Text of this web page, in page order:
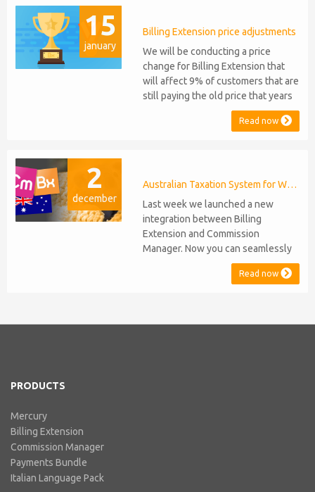
migration or feature compromise
will be required PHP S...
15
january
Billing Extension price adjustments
We will be conducting a price
change for Billing Extension that
will affect 9% of customers that are
still paying the old price that years
ago was increased from 95 to 149
euro / year. It was 2014 when we
years Billing Extension has never
stopped...
Read now
2
december
Australian Taxation System for WHMCS
Last week we launched a new
integration between Billing
Extension and Commission
Manager. Now you can seamlessly
issue Credit Notes in line with
Australian Taxation System. The
Supplier and 47% Withholding.
Read now
PRODUCTS
Mercury
Billing Extension
Commission Manager
Payments Bundle
Italian Language Pack